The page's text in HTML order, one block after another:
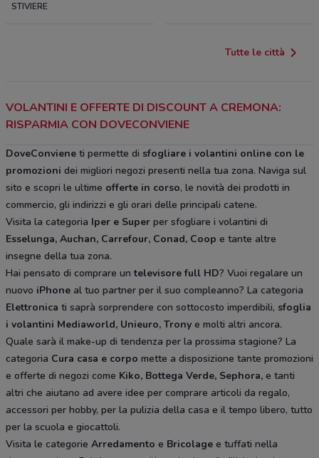
STIVIERE
Tutte le città
VOLANTINI E OFFERTE DI DISCOUNT A CREMONA:
RISPARMIA CON DOVECONVIENE
DoveConviene ti permette di sfogliare i volantini online con le
promozioni dei migliori negozi presenti nella tua zona. Naviga sul
sito e scopri le ultime offerte in corso, le novità dei prodotti in
commercio, gli indirizzi e gli orari delle principali catene.
Visita la categoria Iper e Super per sfogliare i volantini di
Esselunga, Auchan, Carrefour, Conad, Coop e tante altre
insegne della tua zona.
Hai pensato di comprare untelevisore full HD? Vuoi regalare un
nuovo iPhone al tuo partner per il suo compleanno? La categoria
Elettronica ti saprà sorprendere con sottocosto imperdibili, sfoglia
i volantini Mediaworld, Unieuro, Trony e molti altri ancora.
Quale sarà il make-up di tendenza per la prossima stagione? La
categoria Cura casa e corpo mette a disposizione tante promozioni
e offerte di negozi come Kiko, Bottega Verde, Sephora, e tanti
altri che aiutano ad avere idee per comprare articoli da regalo,
accessori per hobby, per la pulizia della casa e il tempo libero, tutto
per la scuola e giocattoli.
Visita le categorie Arredamento e Bricolage e tuffati nella